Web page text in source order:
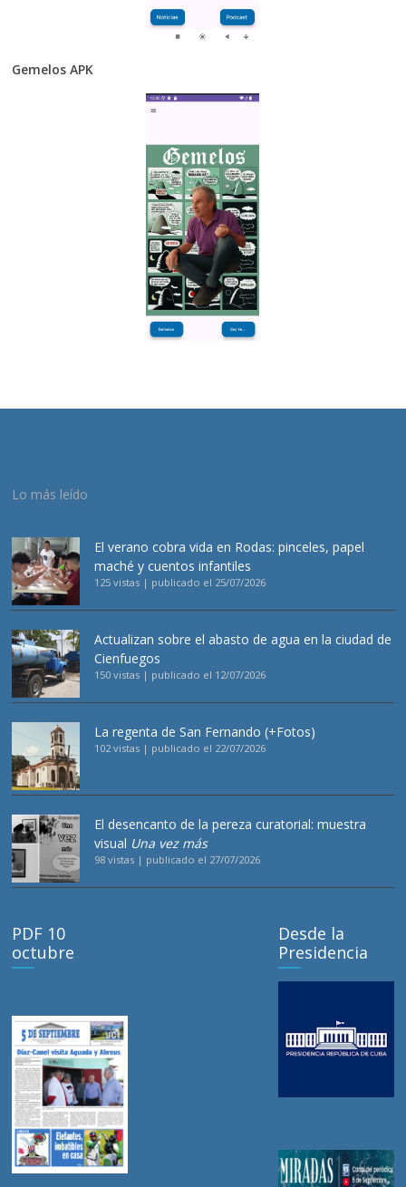
Gemelos APK
Lo más leído
El verano cobra vida en Rodas: pinceles, papel
maché y cuentos infantiles
125 vistas | publicado el 25/07/2026
Actualizan sobre el abasto de agua en la ciudad de
Cienfuegos
150 vistas | publicado el 12/07/2026
La regenta de San Fernando (+Fotos)
102 vistas | publicado el 22/07/2026
El desencanto de la pereza curatorial: muestra
visual Una vez más
98 vistas | publicado el 27/07/2026
PDF 10
octubre
Desde la
Presidencia